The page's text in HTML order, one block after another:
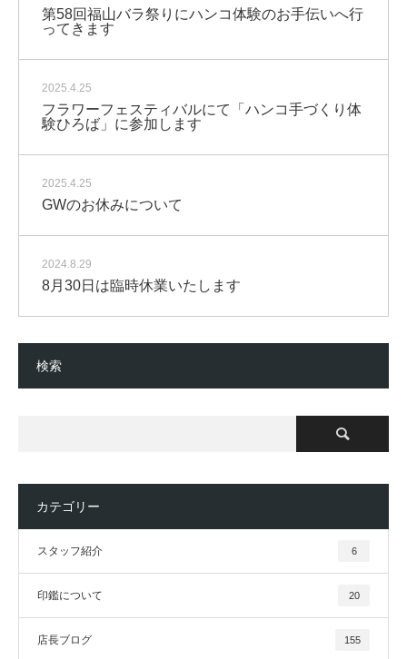
第58回福山バラ祭りにハンコ体験のお手伝いへ行
ってきます
2025.4.25
フラワーフェスティバルにて「ハンコ手づくり体
験ひろば」に参加します
2025.4.25
GWのお休みについて
2024.8.29
8月30日は臨時休業いたします
検索
カテゴリー
スタッフ紹介 6
印鑑について 20
店長ブログ 155